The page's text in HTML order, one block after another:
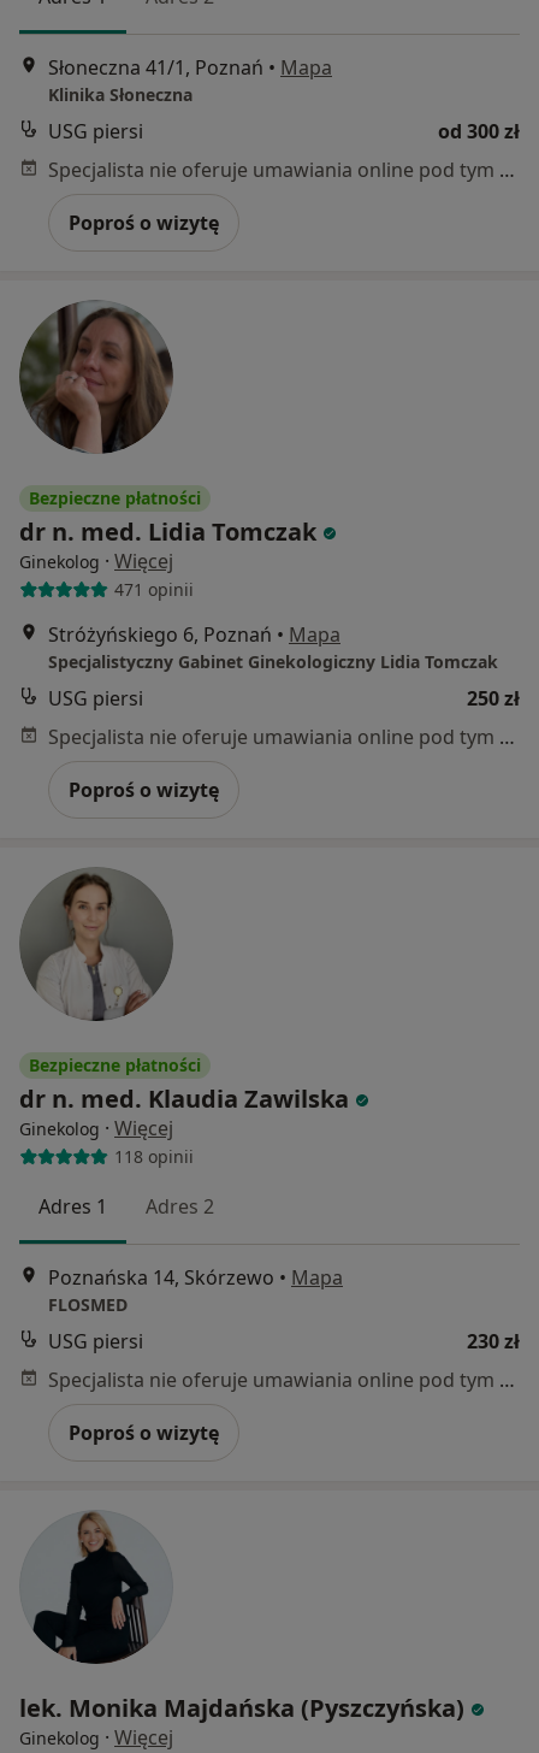
Słoneczna 41/1, Poznań • Mapa
Klinika Słoneczna
USG piersi
od 300 zł
Specjalista nie oferuje umawiania online pod tym adresem.
Poproś o wizytę
Bezpieczne płatności
dr n. med. Lidia Tomczak
Ginekolog · Więcej
471 opinii
Stróżyńskiego 6, Poznań • Mapa
Specjalistyczny Gabinet Ginekologiczny Lidia Tomczak
USG piersi
250 zł
Specjalista nie oferuje umawiania online pod tym adresem.
Poproś o wizytę
Bezpieczne płatności
dr n. med. Klaudia Zawilska
Ginekolog · Więcej
118 opinii
Adres 1 Adres 2
Poznańska 14, Skórzewo • Mapa
FLOSMED
USG piersi
230 zł
Specjalista nie oferuje umawiania online pod tym adresem.
Poproś o wizytę
lek. Monika Majdańska (Pyszczyńska)
Ginekolog · Więcej